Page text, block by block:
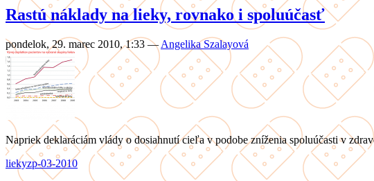
Rastú náklady na lieky, rovnako i spoluúčasť
pondelok, 29. marec 2010, 1:33 — Angelika Szalayová
Napriek deklaráciám vlády o dosiahnutí cieľa v podobe zníženia spoluúčasti v
liekyzp-03-2010